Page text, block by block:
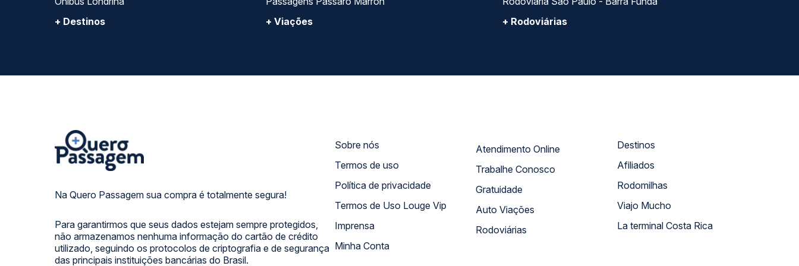
+ Destinos
+ Viações
+ Rodoviárias
Na Quero Passagem sua compra é totalmente segura!
Para garantirmos que seus dados estejam sempre protegidos,
não armazenamos nenhuma informação do cartão de crédito
utilizado, seguindo os protocolos de criptografia e de segurança
das principais instituições bancárias do Brasil.
Sobre nós
Termos de uso
Política de privacidade
Termos de Uso Louge Vip
Imprensa
Minha Conta
Atendimento Online
Trabalhe Conosco
Gratuidade
Auto Viações
Rodoviárias
Destinos
Afiliados
Rodomilhas
Viajo Mucho
La terminal Costa Rica